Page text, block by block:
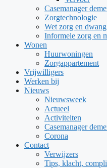
Casemanager
Zorgtechnologie
Wet zorg en dwang
Informele zorg en
Wonen
Huurwoningen
Zorgappartement
Vrijwilligers
Werken bij
Nieuws
Nieuwsweek
Actueel
Activiteiten
Casemanager
Corona
Contact
Verwijzers
Tips, klacht,